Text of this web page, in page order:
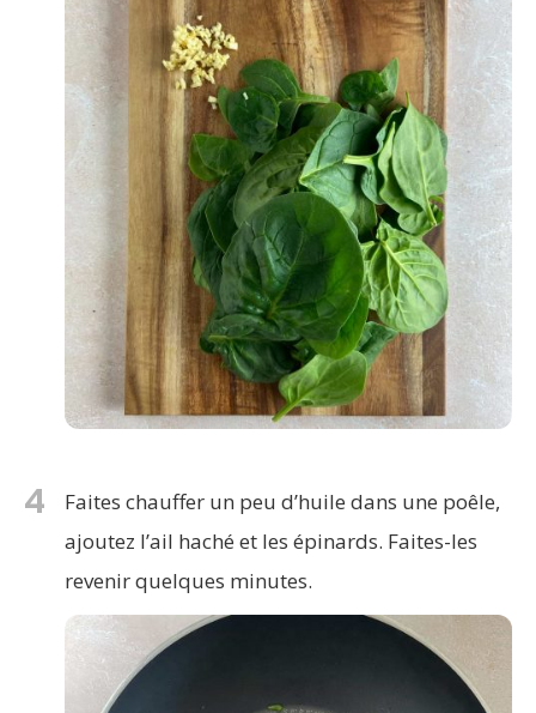
4
Faites chauffer un peu d’huile dans une poêle,
ajoutez l’ail haché et les épinards. Faites-les
revenir quelques minutes.